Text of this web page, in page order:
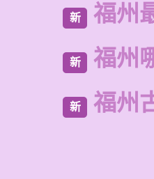
新 福州
新 福州
新 福州